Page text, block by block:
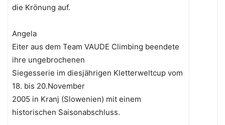
die Krönung auf.
Angela
Eiter aus dem Team VAUDE Climbing beendete
ihre ungebrochenen
Siegesserie im diesjährigen Kletterweltcup vom
18. bis 20.November
2005 in Kranj (Slowenien) mit einem
historischen Saisonabschluss.